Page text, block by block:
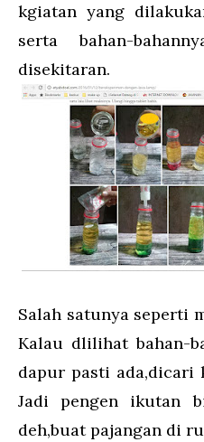
kgiatan yang
serta bahan-
disekitaran.
Salah satunya seperti
Kalau dlilihat bahan-
dapur pasti ada,dicari
Jadi pengen ikutan
deh,buat pajangan di